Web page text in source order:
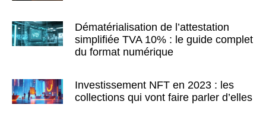
Dématérialisation de l’attestation
simplifiée TVA 10% : le guide complet
du format numérique
Investissement NFT en 2023 : les
collections qui vont faire parler d’elles